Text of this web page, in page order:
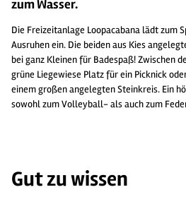
zum Wasser.
Die Freizeitanlage Loopacabana lädt zum
Ausruhen ein. Die beiden aus Kies
bei ganz Kleinen für Badespaß! Zwischen
grüne Liegewiese Platz für ein Picknick
einem großen angelegten Steinkreis. Ein
sowohl zum Volleyball- als auch zum
Gut zu wissen